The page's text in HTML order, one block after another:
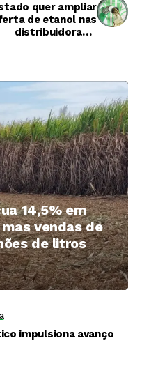
quer ampliar
de etanol nas
distribuidoras e
14,5% em
vendas de
de litros
impulsiona avanço